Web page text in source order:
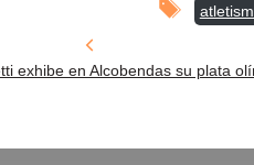
exhibe en Alcobendas su plata